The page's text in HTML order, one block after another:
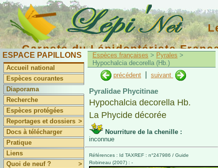
Carnets du Lépidoptériste
ESPACE PAPILLONS
Accueil national
Espèces courantes
Diaporama
Recherche
Espèces protégées
Reportages et dossiers >
Docs à télécharger
Pratique
Liens
Quoi de neuf ?
>
Espèces françaises > Pyrales >
Hypochalcia decorella (Hb.)
précédent
suivant
Pyralidae Phycitinae
Hypochalcia decorella Hb.
La Phycide décorée
Nourriture de la chenille :
inconnue
Références : Id TAXREF : n°247986 / Guide
Robineau (2007) : -